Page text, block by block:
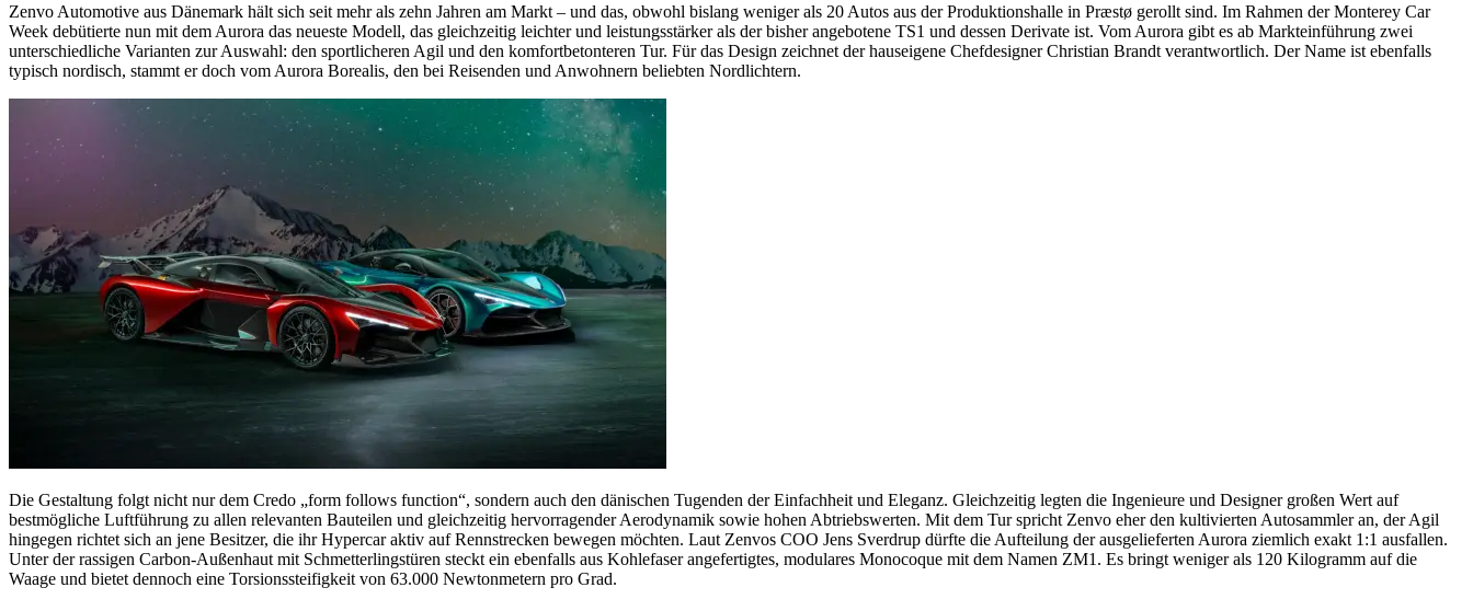
Zenvo Automotive aus Dänemark hält sich seit mehr als zehn Jahren am Markt – und das, obwohl bislang weniger als 20 Autos aus der Produktionshalle in Præstø gerollt sind. Im Rahmen der Monterey Car
Week debütierte nun mit dem Aurora das neueste Modell, das gleichzeitig leichter und leistungsstärker als der bisher angebotene TS1 und dessen Derivate ist. Vom Aurora gibt es ab Markteinführung zwei
unterschiedliche Varianten zur Auswahl: den sportlicheren Agil und den komfortbetonteren Tur. Für das Design zeichnet der hauseigene Chefdesigner Christian Brandt verantwortlich. Der Name ist ebenfalls
typisch nordisch, stammt er doch vom Aurora Borealis, den bei Reisenden und Anwohnern beliebten Nordlichtern.
Die Gestaltung folgt nicht nur dem Credo „form follows function“, sondern auch den dänischen Tugenden der Einfachheit und Eleganz. Gleichzeitig legten die Ingenieure und Designer großen Wert auf
bestmögliche Luftführung zu allen relevanten Bauteilen und gleichzeitig hervorragender Aerodynamik sowie hohen Abtriebswerten. Mit dem Tur spricht Zenvo eher den kultivierten Autosammler an, der Agil
hingegen richtet sich an jene Besitzer, die ihr Hypercar aktiv auf Rennstrecken bewegen möchten. Laut Zenvos COO Jens Sverdrup dürfte die Aufteilung der ausgelieferten Aurora ziemlich exakt 1:1 ausfallen.
Unter der rassigen Carbon-Außenhaut mit Schmetterlingstüren steckt ein ebenfalls aus Kohlefaser angefertigtes, modulares Monocoque mit dem Namen ZM1. Es bringt weniger als 120 Kilogramm auf die
Waage und bietet dennoch eine Torsionssteifigkeit von 63.000 Newtonmetern pro Grad.